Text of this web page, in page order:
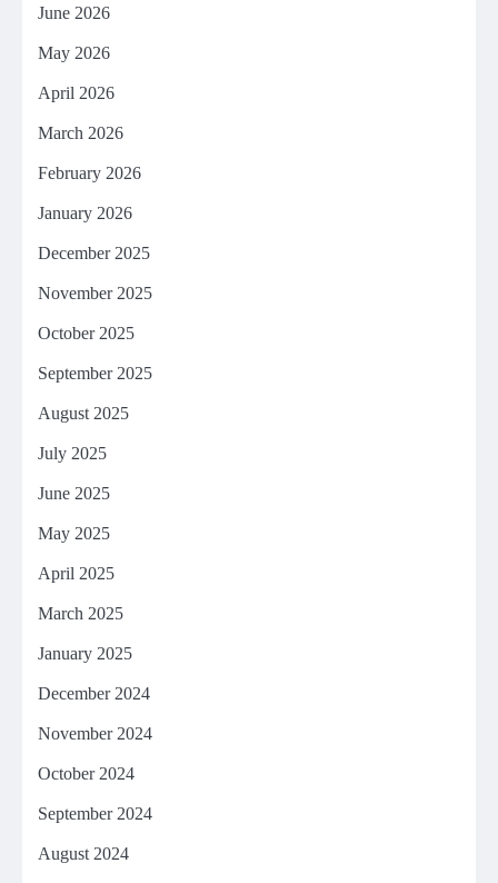
June 2026
May 2026
April 2026
March 2026
February 2026
January 2026
December 2025
November 2025
October 2025
September 2025
August 2025
July 2025
June 2025
May 2025
April 2025
March 2025
January 2025
December 2024
November 2024
October 2024
September 2024
August 2024